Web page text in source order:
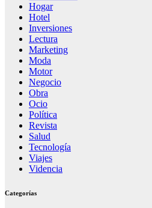
Hogar
Hotel
Inversiones
Lectura
Marketing
Moda
Motor
Negocio
Obra
Ocio
Política
Revista
Salud
Tecnología
Viajes
Videncia
Categorías